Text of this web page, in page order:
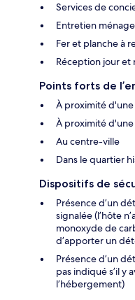
Services de
Entretien
Fer et planche à
Réception jour et
Points forts de
À proximité
À proximité
Au centre-ville
Dans le quartier
Dispositifs de
Présence d’un
signalée (l’hôte
monoxyde de
d’apporter un
Présence d’un
pas indiqué s’il y
l’hébergement)